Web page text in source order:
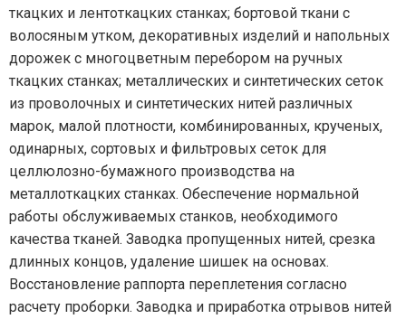
ткацких и лентоткацких станках; бортовой ткани с
волосяным утком, декоративных изделий и напольных
дорожек с многоцветным перебором на ручных
ткацких станках; металлических и синтетических сеток
из проволочных и синтетических нитей различных
марок, малой плотности, комбинированных, крученых,
одинарных, сортовых и фильтровых сеток для
целлюлозно-бумажного производства на
металлоткацких станках. Обеспечение нормальной
работы обслуживаемых станков, необходимого
качества тканей. Заводка пропущенных нитей, срезка
длинных концов, удаление шишек на основах.
Восстановление раппорта переплетения согласно
расчету проборки. Заводка и приработка отрывов нитей